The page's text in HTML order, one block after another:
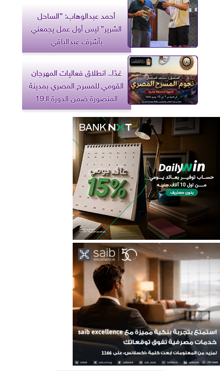
أحمد عبدالوهاب: ”الساحل
الشرير” ليس أول عمل يجمعني
بأشرف عبدالباقي
غدًا.. انطلاق فعاليات المهرجان
القومي للمسرح المصري بمدينة
المنصورة ضمن الدورة الـ19